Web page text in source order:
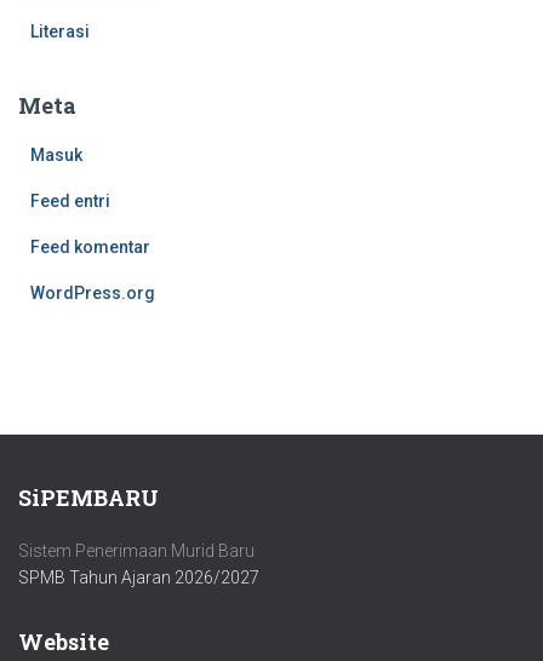
Literasi
Meta
Masuk
Feed entri
Feed komentar
WordPress.org
SiPEMBARU
Sistem Penerimaan Murid Baru
SPMB Tahun Ajaran 2026/2027
Website